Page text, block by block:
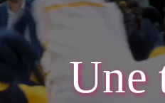
Une